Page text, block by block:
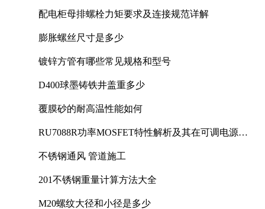
配电柜母排螺栓力矩要求及连接规范详解
膨胀螺丝尺寸是多少
镀锌方管有哪些常见规格和型号
D400球墨铸铁井盖重多少
覆膜砂的耐高温性能如何
RU7088R功率MOSFET特性解析及其在可调电源设
不锈钢通风 管道施工
201不锈钢重量计算方法大全
M20螺纹大径和小径是多少